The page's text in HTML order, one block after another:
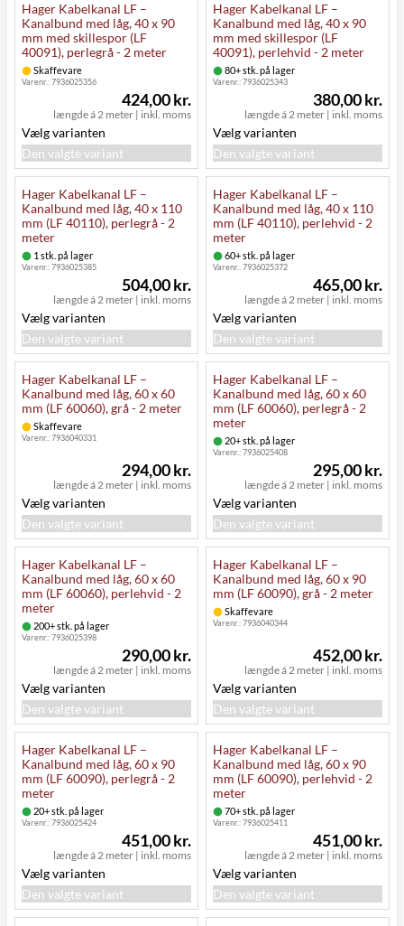
Hager Kabelkanal LF –
Kanalbund med låg, 40 x 90
mm med skillespor (LF
40091), perlegrå - 2 meter
Skaffevare
Varenr.:7936025356
længde á 2 meter | inkl. moms
424,00 kr.
Vælg varianten
Den valgte variant
Hager Kabelkanal LF –
Kanalbund med låg, 40 x 90
mm med skillespor (LF
40091), perlehvid - 2 meter
80+ stk. på lager
Varenr.:7936025343
længde á 2 meter | inkl. moms
380,00 kr.
Vælg varianten
Den valgte variant
Hager Kabelkanal LF –
Kanalbund med låg, 40 x 110
mm (LF 40110), perlegrå - 2
meter
1 stk. på lager
Varenr.:7936025385
længde á 2 meter | inkl. moms
504,00 kr.
Vælg varianten
Den valgte variant
Hager Kabelkanal LF –
Kanalbund med låg, 40 x 110
mm (LF 40110), perlehvid - 2
meter
60+ stk. på lager
Varenr.:7936025372
længde á 2 meter | inkl. moms
465,00 kr.
Vælg varianten
Den valgte variant
Hager Kabelkanal LF –
Kanalbund med låg, 60 x 60
mm (LF 60060), grå - 2 meter
Skaffevare
Varenr.:7936040331
længde á 2 meter | inkl. moms
294,00 kr.
Vælg varianten
Den valgte variant
Hager Kabelkanal LF –
Kanalbund med låg, 60 x 60
mm (LF 60060), perlegrå - 2
meter
20+ stk. på lager
Varenr.:7936025408
længde á 2 meter | inkl. moms
295,00 kr.
Vælg varianten
Den valgte variant
Hager Kabelkanal LF –
Kanalbund med låg, 60 x 60
mm (LF 60060), perlehvid - 2
meter
200+ stk. på lager
Varenr.:7936025398
længde á 2 meter | inkl. moms
290,00 kr.
Vælg varianten
Den valgte variant
Hager Kabelkanal LF –
Kanalbund med låg, 60 x 90
mm (LF 60090), grå - 2 meter
Skaffevare
Varenr.:7936040344
længde á 2 meter | inkl. moms
452,00 kr.
Vælg varianten
Den valgte variant
Hager Kabelkanal LF –
Kanalbund med låg, 60 x 90
mm (LF 60090), perlegrå - 2
meter
20+ stk. på lager
Varenr.:7936025424
længde á 2 meter | inkl. moms
451,00 kr.
Vælg varianten
Den valgte variant
Hager Kabelkanal LF –
Kanalbund med låg, 60 x 90
mm (LF 60090), perlehvid - 2
meter
70+ stk. på lager
Varenr.:7936025411
længde á 2 meter | inkl. moms
451,00 kr.
Vælg varianten
Den valgte variant